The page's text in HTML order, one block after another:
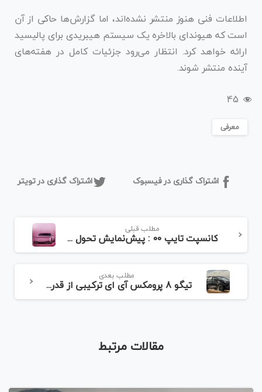
اطلاعات فنی هنوز منتشر نشده‌اند، اما گزارش‌ها حاکی از آن
است که هیوندای بالاخره یک سیستم هیبریدی برای پالیسید
ارائه خواهد کرد. انتظار می‌رود جزئیات کامل در هفته‌های
آینده منتشر شوند.
45
معرفی
اشتراک گذاری در فیسبوک اشتراک گذاری در تویتر
مطلب قبلی
کانسپت تایپ 00 : پیش‌نمایش تحول تمام‌برقی جگوار
مطلب بعدی
تیگو 8 پرومکس آی ای ترکیبی از قدرت و زیبایی
مقالات مرتبط